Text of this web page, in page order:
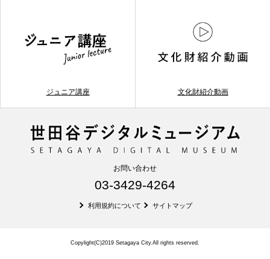
ジュニア講座 文化財紹介動画
お問い合わせ
03-3429-4264
利用規約について サイトマップ
Copylight(C)2019 Setagaya City.All rights reserved.